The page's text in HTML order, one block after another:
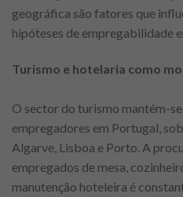
geográfica são fatores que
hipóteses de empregabilidade
Turismo e hotelaria como
O sector do turismo mantém-
empregadores em Portugal,
Algarve, Lisboa e Porto. A
empregados de mesa,
manutenção hoteleira é